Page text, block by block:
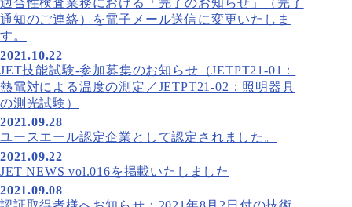
適合性検査業務における「完了のお知らせ」（完了
通知のご連絡）を電子メール送信に変更いたしま
す。
2021.10.22
JET技能試験-参加募集のお知らせ（JETPT21-01：
熱電対による温度の測定／JETPT21-02：照明器具
の測光試験）
2021.09.28
ユースエール認定企業として認定されました。
2021.09.22
JET NEWS vol.016を掲載いたしました
2021.09.08